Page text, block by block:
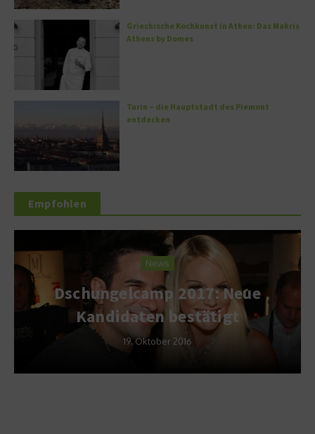
Griechische Kochkunst in Athen: Das Makris
Athens by Domes
Turin – die Hauptstadt des Piemont
entdecken
Empfohlen
News
Dschungelcamp 2017: Neue
Kandidaten bestätigt
19. Oktober 2016